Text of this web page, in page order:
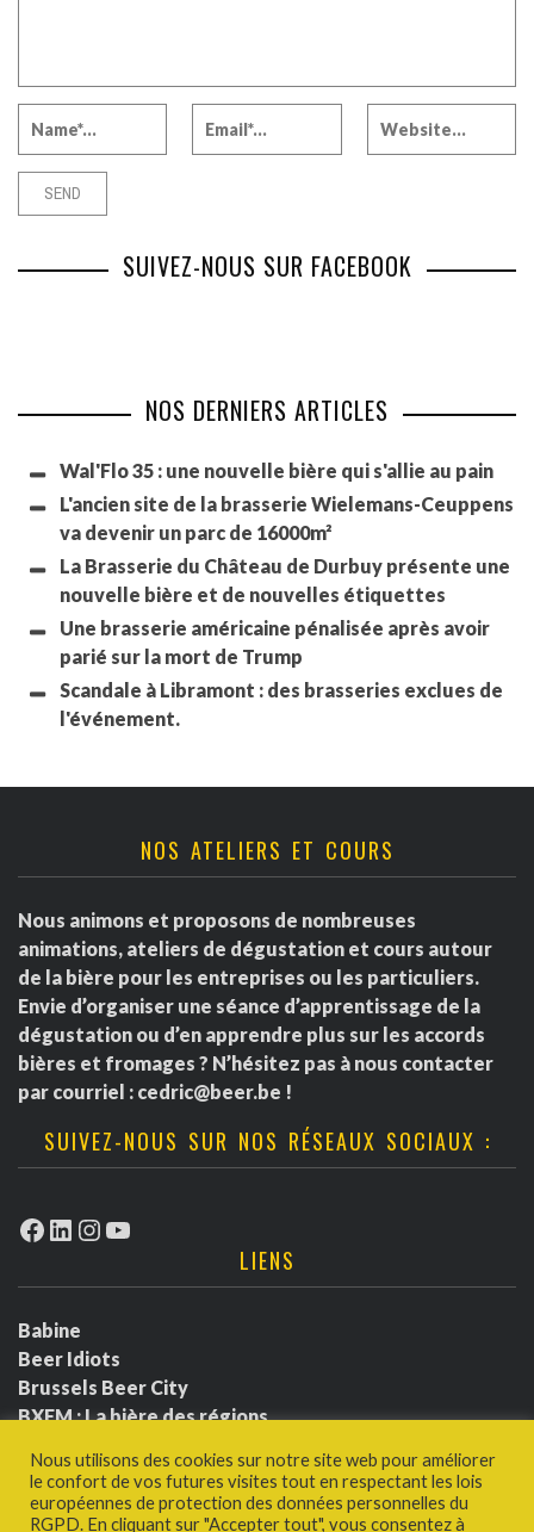
SUIVEZ-NOUS SUR FACEBOOK
NOS DERNIERS ARTICLES
Wal'Flo 35 : une nouvelle bière qui s'allie au pain
L'ancien site de la brasserie Wielemans-Ceuppens
va devenir un parc de 16000m²
La Brasserie du Château de Durbuy présente une
nouvelle bière et de nouvelles étiquettes
Une brasserie américaine pénalisée après avoir
parié sur la mort de Trump
Scandale à Libramont : des brasseries exclues de
l'événement.
NOS ATELIERS ET COURS
Nous animons et proposons de nombreuses
animations, ateliers de dégustation et cours autour
de la bière pour les entreprises ou les particuliers.
Envie d’organiser une séance d’apprentissage de la
dégustation ou d’en apprendre plus sur les accords
bières et fromages ? N’hésitez pas à nous contacter
par courriel : cedric@beer.be !
SUIVEZ-NOUS SUR NOS RÉSEAUX SOCIAUX :
Facebook
LinkedIn
Instagram
YouTube
LIENS
Babine
Beer Idiots
Brussels Beer City
BXFM : La bière des régions
Ludotium
Politique de confidentialité
Nous utilisons des cookies sur notre site web pour améliorer
le confort de vos futures visites tout en respectant les lois
européennes de protection des données personnelles du
RGPD. En cliquant sur "Accepter tout", vous consentez à